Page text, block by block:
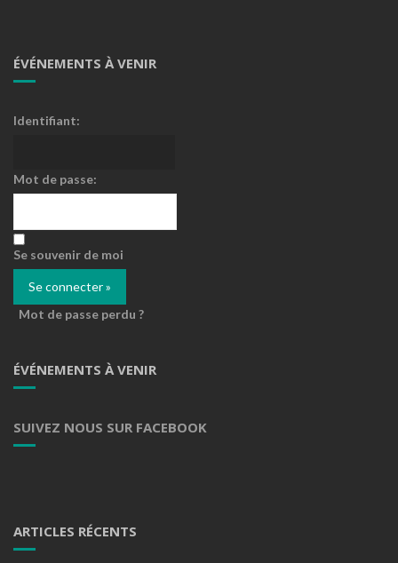
ÉVÉNEMENTS À VENIR
Identifiant:
Mot de passe:
Se souvenir de moi
Mot de passe perdu ?
ÉVÉNEMENTS À VENIR
SUIVEZ NOUS SUR FACEBOOK
ARTICLES RÉCENTS